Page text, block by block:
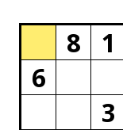
8 1
6
3